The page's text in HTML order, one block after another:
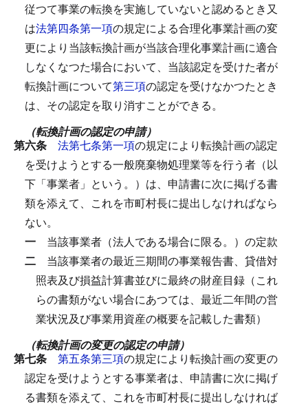
従つて事業の転換を実施していないと認めるとき又
は法第四条第一項の規定による合理化事業計画の変
更により当該転換計画が当該合理化事業計画に適合
しなくなつた場合において、当該認定を受けた者が
転換計画について第三項の認定を受けなかつたとき
は、その認定を取り消すことができる。
（転換計画の認定の申請）
第六条 法第七条第一項の規定により転換計画の認定
を受けようとする一般廃棄物処理業等を行う者（以
下「事業者」という。）は、申請書に次に掲げる書
類を添えて、これを市町村長に提出しなければなら
ない。
一 当該事業者（法人である場合に限る。）の定款
二 当該事業者の最近三期間の事業報告書、貸借対
照表及び損益計算書並びに最終の財産目録（これ
らの書類がない場合にあつては、最近二年間の営
業状況及び事業用資産の概要を記載した書類）
（転換計画の変更の認定の申請）
第七条 第五条第三項の規定により転換計画の変更の
認定を受けようとする事業者は、申請書に次に掲げ
る書類を添えて、これを市町村長に提出しなければ